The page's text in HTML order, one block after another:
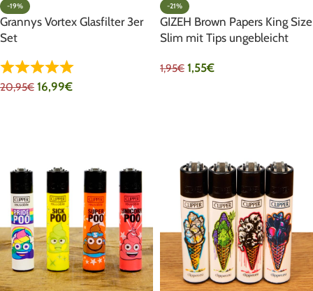
-19%
Grannys Vortex Glasfilter 3er
Set
20,95€ 16,99€
-21%
GIZEH Brown Papers King Size
Slim mit Tips ungebleicht
1,95€ 1,55€